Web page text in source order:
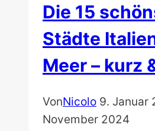
Die 15
Städte
Meer – kurz
VonNicolo 9. Januar
November 2024